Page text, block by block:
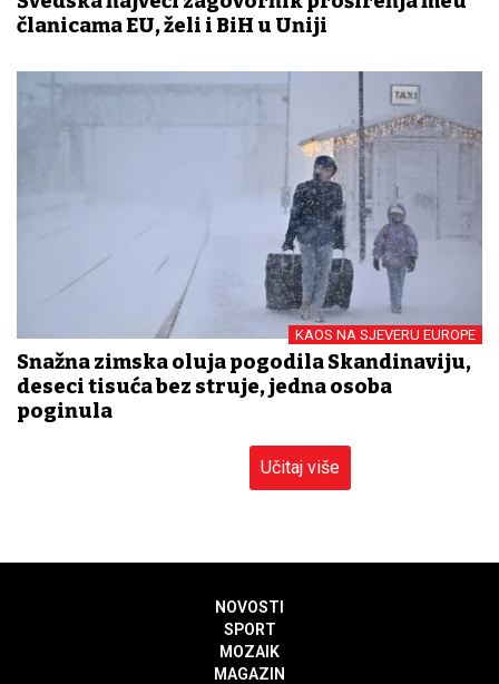
članicama EU, želi i BiH u Uniji
KAOS NA SJEVERU EUROPE
Snažna zimska oluja pogodila Skandinaviju,
deseci tisuća bez struje, jedna osoba
poginula
Učitaj više
NOVOSTI
SPORT
MOZAIK
MAGAZIN